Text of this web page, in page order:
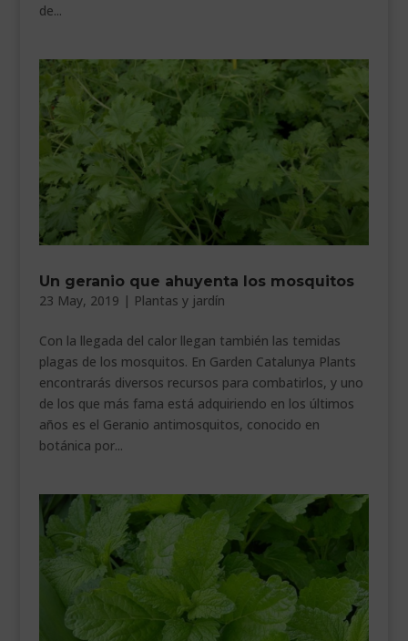
de...
Un geranio que ahuyenta los mosquitos
23 May, 2019 | Plantas y jardín
Con la llegada del calor llegan también las temidas
plagas de los mosquitos. En Garden Catalunya Plants
encontrarás diversos recursos para combatirlos, y uno
de los que más fama está adquiriendo en los últimos
años es el Geranio antimosquitos, conocido en
botánica por...